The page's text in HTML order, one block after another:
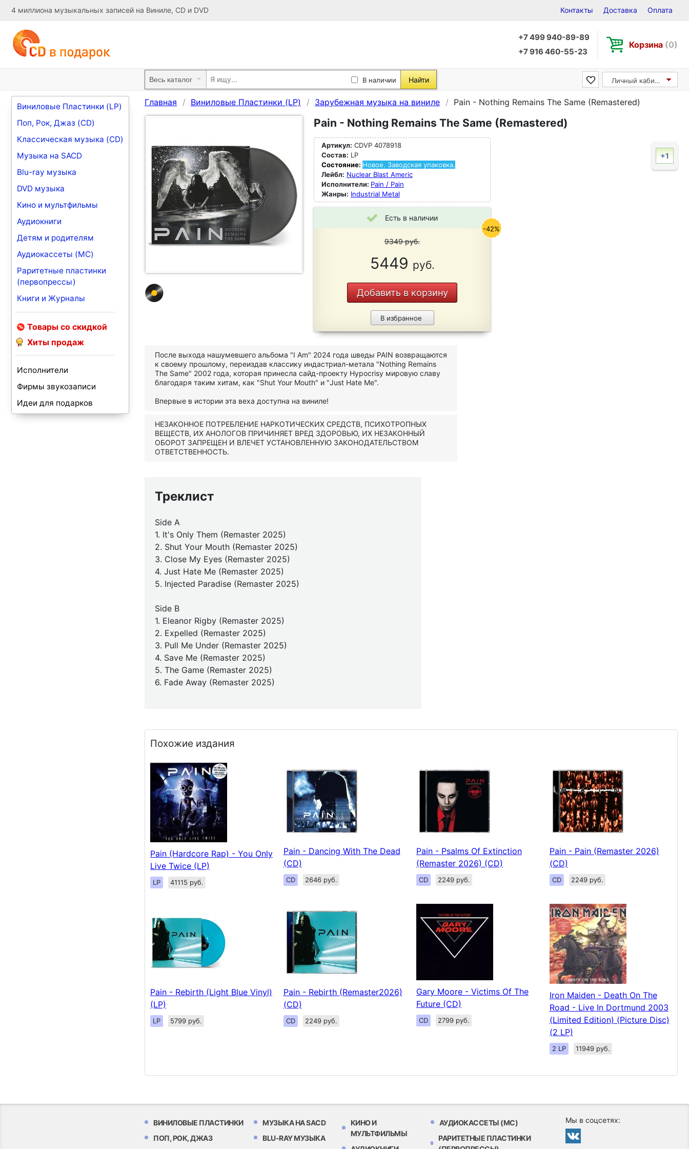
4 миллиона музыкальных записей на Виниле, CD и DVD Контакты Доставка Оплата
+7 499 940-89-89
+7 916 460-55-23
Корзина (0)
В наличии Найти Личный кабинет
Виниловые Пластинки (LP)
Поп, Рок, Джаз (CD)
Классическая музыка (CD)
Музыка на SACD
Blu-ray музыка
DVD музыка
Кино и мультфильмы
Аудиокниги
Детям и родителям
Аудиокассеты (MC)
Раритетные пластинки
(первопрессы)
Книги и Журналы
Товары со скидкой
Хиты продаж
Исполнители
Фирмы звукозаписи
Идеи для подарков
Главная Виниловые Пластинки (LP) Зарубежная музыка на виниле Pain - Nothing Remains The Same (Remastered)
Pain - Nothing Remains The Same (Remastered)
Артикул: CDVP 4078918
Состав: LP
Состояние: Новое. Заводская упаковка.
Лейбл: Nuclear Blast Americ
Исполнители: Pain / Pain
Жанры: Industrial Metal
Есть в наличии
9349руб.
5449 руб.
Добавить в корзину
В избранное
-42%
+1
После выхода нашумевшего альбома "I Am" 2024 года шведы PAIN возвращаются
к своему прошлому, переиздав классику индастриал-метала "Nothing Remains
The Same" 2002 года, которая принесла сайд-проекту Hypocrisy мировую славу
благодаря таким хитам, как "Shut Your Mouth" и "Just Hate Me".
Впервые в истории эта веха доступна на виниле!
НЕЗАКОННОЕ ПОТРЕБЛЕНИЕ НАРКОТИЧЕСКИХ СРЕДСТВ, ПСИХОТРОПНЫХ
ВЕЩЕСТВ, ИХ АНОЛОГОВ ПРИЧИНЯЕТ ВРЕД ЗДОРОВЬЮ, ИХ НЕЗАКОННЫЙ
ОБОРОТ ЗАПРЕЩЕН И ВЛЕЧЕТ УСТАНОВЛЕННУЮ ЗАКОНОДАТЕЛЬСТВОМ
ОТВЕТСТВЕННОСТЬ.
Треклист
Side A
1. It's Only Them (Remaster 2025)
2. Shut Your Mouth (Remaster 2025)
3. Close My Eyes (Remaster 2025)
4. Just Hate Me (Remaster 2025)
5. Injected Paradise (Remaster 2025)
Side B
1. Eleanor Rigby (Remaster 2025)
2. Expelled (Remaster 2025)
3. Pull Me Under (Remaster 2025)
4. Save Me (Remaster 2025)
5. The Game (Remaster 2025)
6. Fade Away (Remaster 2025)
Похожие издания
Pain (Hardcore Rap) - You Only
Live Twice (LP)
LP 41115 руб.
Pain - Dancing With The Dead
(CD)
CD 2646 руб.
Pain - Psalms Of Extinction
(Remaster 2026) (CD)
CD 2249 руб.
Pain - Pain (Remaster 2026)
(CD)
CD 2249 руб.
Pain - Rebirth (Light Blue Vinyl)
(LP)
LP 5799 руб.
Pain - Rebirth (Remaster2026)
(CD)
CD 2249 руб.
Gary Moore - Victims Of The
Future (CD)
CD 2799 руб.
Iron Maiden - Death On The
Road - Live In Dortmund 2003
(Limited Edition) (Picture Disc)
(2 LP)
2 LP 11949 руб.
ВИНИЛОВЫЕ ПЛАСТИНКИ
ПОП, РОК, ДЖАЗ
МУЗЫКА НА SACD
BLU-RAY МУЗЫКА
КИНО И
МУЛЬТФИЛЬМЫ
АУДИОКАССЕТЫ (MC)
РАРИТЕТНЫЕ ПЛАСТИНКИ
Мы в соцсетях: